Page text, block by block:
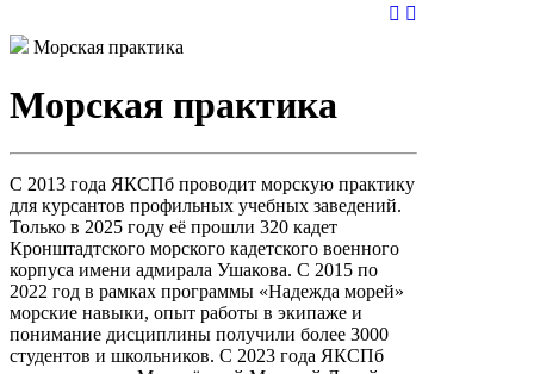
Морская практика
Морская практика
С 2013 года ЯКСПб проводит морскую практику
для курсантов профильных учебных заведений.
Только в 2025 году её прошли 320 кадет
Кронштадтского морского кадетского военного
корпуса имени адмирала Ушакова. С 2015 по
2022 год в рамках программы «Надежда морей»
морские навыки, опыт работы в экипаже и
понимание дисциплины получили более 3000
студентов и школьников. С 2023 года ЯКСПб